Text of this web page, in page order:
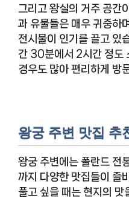
그리고 왕실의 거주 공간
과 유물들은 매우 귀중하
전시물이 인기를 끌고 있
간 30분에서 2시간 정도
경우도 많아 편리하게 방
왕궁 주변 맛집 추
왕궁 주변에는 폴란드 전
까지 다양한 맛집들이 즐
풀고 싶을 때는 현지의 맛